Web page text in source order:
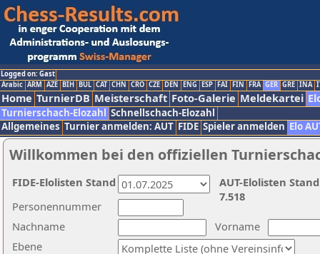
Logged on: Gast
Arabic ARM AZE BIH BUL CAT CHN CRO CZE DEN ENG ESP FAI FIN FRA GER GRE INA
Home TurnierDB Meisterschaft Foto-Galerie Meldekartei
Turnierschach-Elozahl Schnellschach-Elozahl
Allgemeines Turnier anmelden: AUT FIDE Spieler anmelden Elo
Willkommen bei den offiziellen
Nachname
Vorname
Ebene
Personennummer
AUT-Elolisten
7.518
FIDE-Elolisten Stand